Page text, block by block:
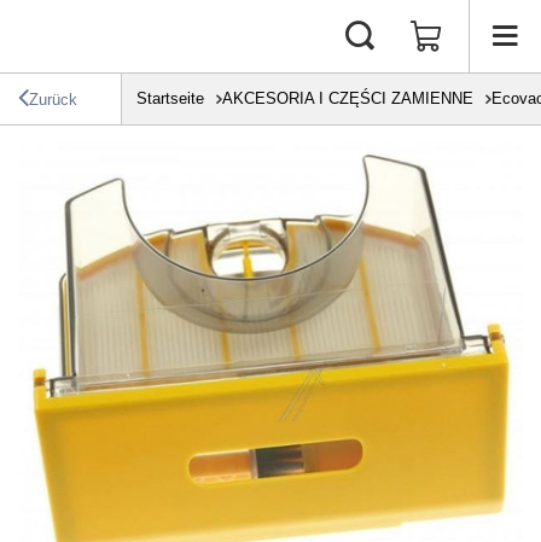
Zurück Startseite AKCESORIA I CZĘŚCI ZAMIENNE